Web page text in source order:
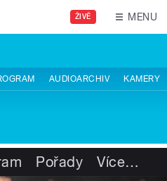
ŽIVĚ MENU
AUDIOARCHIV KAMERY
Pořady Více…